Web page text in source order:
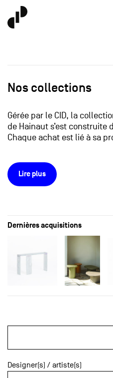
Nos collections
Gérée par le CID, la
de Hainaut s’est construite
Chaque achat est lié à sa
Lire plus
Dernières acquisitions
Designer(s) / artiste(s)